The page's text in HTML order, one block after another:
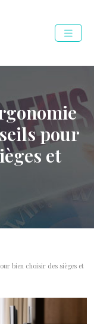
pour
et
bien choisir des sièges et